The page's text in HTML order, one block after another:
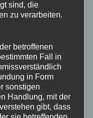
Fahrrädern
hat sich in
erwiesen.
Light positiv
Lösung für
sind, die
zu verarbeiten.
betroffenen
Fall in
in Form
sonstigen
Handlung, mit der
gibt, dass